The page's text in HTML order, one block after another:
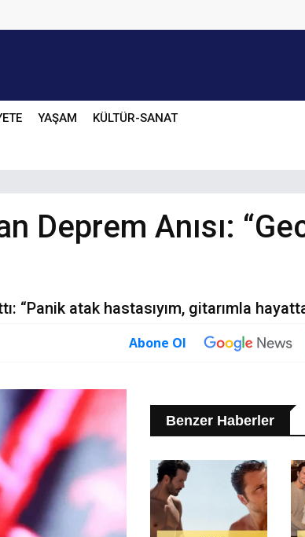
YAŞAM KÜLTÜR-SANAT
Deprem Anısı:
“Panik atak hastasıyım, gitarımla
Abone Ol
Benzer Haberler